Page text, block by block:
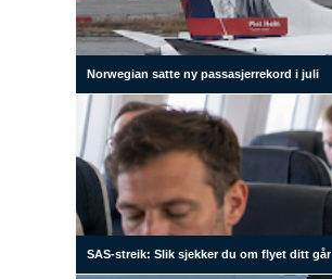
Norwegian satte ny passasjerrekord i juli
SAS-streik: Slik sjekker du om flyet ditt går